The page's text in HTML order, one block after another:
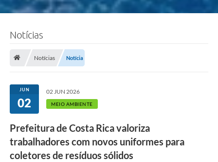
Notícias
Notícias Notícia
JUN
02
02 JUN 2026
MEIO AMBIENTE
Prefeitura de Costa Rica valoriza
trabalhadores com novos uniformes para
coletores de resíduos sólidos
F
o